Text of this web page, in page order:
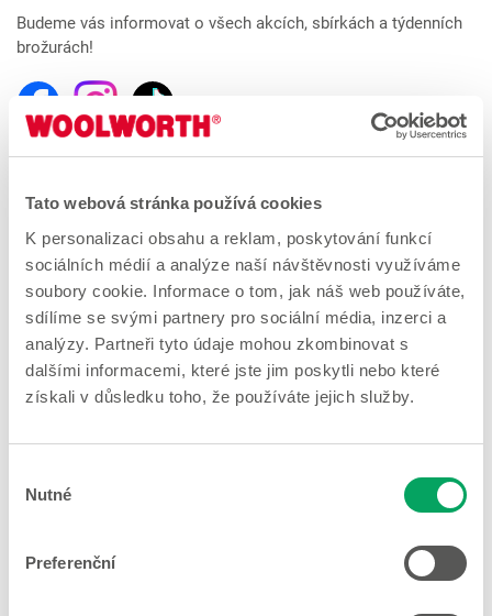
Tato webová stránka používá cookies
K personalizaci obsahu a reklam, poskytování funkcí
sociálních médií a analýze naší návštěvnosti využíváme
soubory cookie. Informace o tom, jak náš web používáte,
sdílíme se svými partnery pro sociální média, inzerci a
analýzy. Partneři tyto údaje mohou zkombinovat s
dalšími informacemi, které jste jim poskytli nebo které
získali v důsledku toho, že používáte jejich služby.
souhlasu
Nutné
Preferenční
Budeme vás informovat o všech akcích, sbírkách a týdenních
brožurách!
Prodejny v blízkosti
Woolworth – Praha 5
Woolworth – Praha 5
Archeologicka 2256/1
155 00 Praha 5
Po. - Ne.